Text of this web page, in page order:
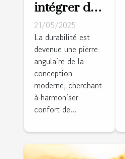
intégrer des
technologies
écologiques
dans votre
plan de
maison
21/05/2025
La durabilité est
devenue une pierre
angulaire de la
conception
moderne, cherchant
à harmoniser
confort de...